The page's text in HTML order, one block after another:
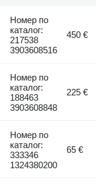
Номер по
каталог:
217538
3903608516
450 €
Номер по
каталог:
188463
3903608848
225 €
Номер по
каталог:
333346
1324380200
65 €